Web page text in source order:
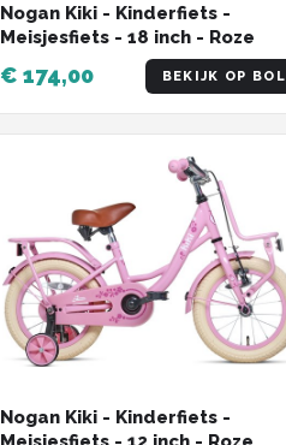
Nogan Kiki - Kinderfiets -
Meisjesfiets - 18 inch - Roze
€ 174,00 BEKIJK OP BOL
Nogan Kiki - Kinderfiets -